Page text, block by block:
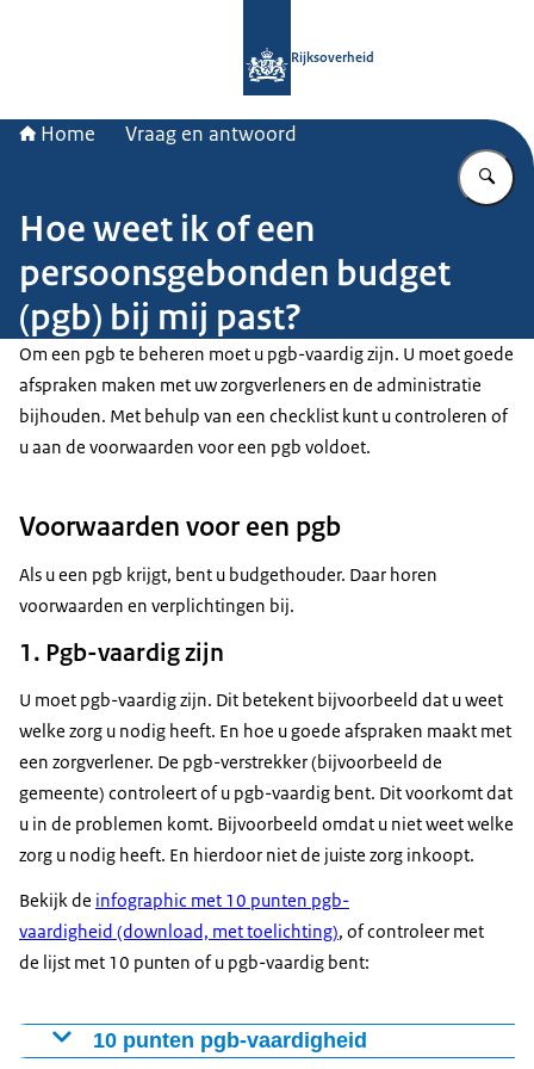
Rijksoverheid
Home Vraag en antwoord
Hoe weet ik of een
persoonsgebonden budget
(pgb) bij mij past?
Om een pgb te beheren moet u pgb-vaardig zijn. U moet goede
afspraken maken met uw zorgverleners en de administratie
bijhouden. Met behulp van een checklist kunt u controleren of
u aan de voorwaarden voor een pgb voldoet.
Voorwaarden voor een pgb
Als u een pgb krijgt, bent u budgethouder. Daar horen
voorwaarden en verplichtingen bij.
1. Pgb-vaardig zijn
U moet pgb-vaardig zijn. Dit betekent bijvoorbeeld dat u weet
welke zorg u nodig heeft. En hoe u goede afspraken maakt met
een zorgverlener. De pgb-verstrekker (bijvoorbeeld de
gemeente) controleert of u pgb-vaardig bent. Dit voorkomt dat
u in de problemen komt. Bijvoorbeeld omdat u niet weet welke
zorg u nodig heeft. En hierdoor niet de juiste zorg inkoopt.
Bekijk de infographic met 10 punten pgb-
vaardigheid (download, met toelichting), of controleer met
de lijst met 10 punten of u pgb-vaardig bent:
10 punten pgb-vaardigheid